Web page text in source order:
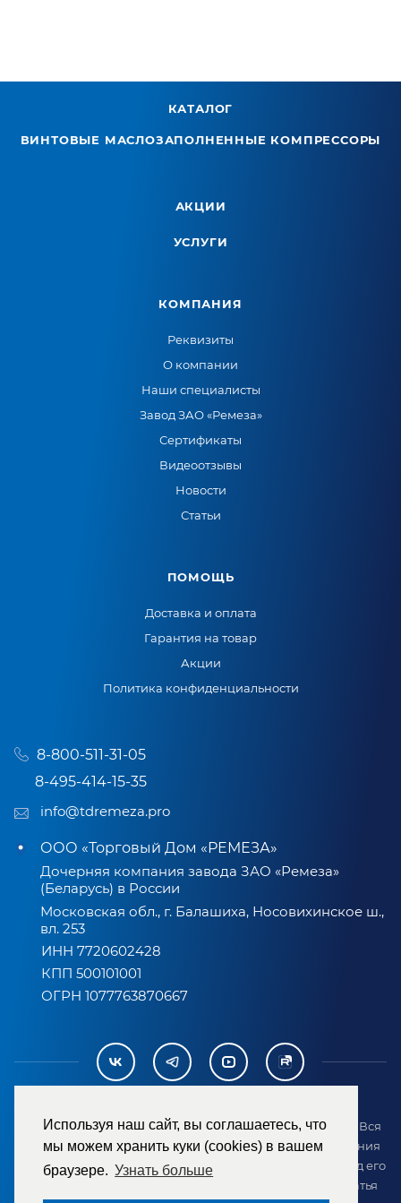
Используя наш сайт, вы соглашаетесь, что
мы можем хранить куки (cookies) в вашем
браузере. Узнать больше
КАТАЛОГ
ВИНТОВЫЕ МАСЛОЗАПОЛНЕННЫЕ КОМПРЕССОРЫ
АКЦИИ
УСЛУГИ
КОМПАНИЯ
Реквизиты
О компании
Наши специалисты
Завод ЗАО «Ремеза»
Сертификаты
Видеоотзывы
Новости
Статьи
ПОМОЩЬ
Доставка и оплата
Гарантия на товар
Акции
Политика конфиденциальности
8-800-511-31-05
8-495-414-15-35
info@tdremeza.pro
ООО «Торговый Дом «РЕМЕЗА»
Дочерняя компания завода ЗАО «Ремеза»
(Беларусь) в России
Московская обл., г. Балашиха, Носовихинское ш.,
вл. 253
ИНН 7720602428
КПП 500101001
ОГРН 1077763870667
2007-2026 © ООО «ТД «РЕМЕЗА». Все права защищены. Вся
информация на сайте размещена в целях предоставления
возможности покупателю ознакомиться с товаром перед его
приобретением и не является публичной офертой (статья